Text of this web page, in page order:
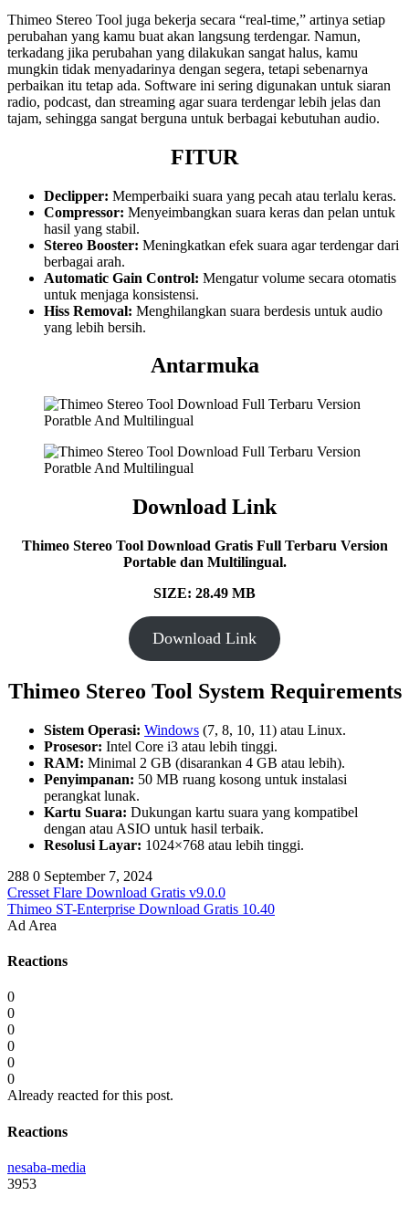
Thimeo Stereo Tool juga bekerja secara “real-time,” artinya setiap
perubahan yang kamu buat akan langsung terdengar. Namun,
terkadang jika perubahan yang dilakukan sangat halus, kamu
mungkin tidak menyadarinya dengan segera, tetapi sebenarnya
perbaikan itu tetap ada. Software ini sering digunakan untuk siaran
radio, podcast, dan streaming agar suara terdengar lebih jelas dan
tajam, sehingga sangat berguna untuk berbagai kebutuhan audio.
FITUR
Declipper: Memperbaiki suara yang pecah atau terlalu keras.
Compressor: Menyeimbangkan suara keras dan pelan untuk
hasil yang stabil.
Stereo Booster: Meningkatkan efek suara agar terdengar dari
berbagai arah.
Automatic Gain Control: Mengatur volume secara otomatis
untuk menjaga konsistensi.
Hiss Removal: Menghilangkan suara berdesis untuk audio
yang lebih bersih.
Antarmuka
Download Link
Thimeo Stereo Tool Download Gratis Full Terbaru Version
Portable dan Multilingual.
SIZE: 28.49 MB
Download Link
Thimeo Stereo Tool System Requirements
Sistem Operasi: Windows (7, 8, 10, 11) atau Linux.
Prosesor: Intel Core i3 atau lebih tinggi.
RAM: Minimal 2 GB (disarankan 4 GB atau lebih).
Penyimpanan: 50 MB ruang kosong untuk instalasi
perangkat lunak.
Kartu Suara: Dukungan kartu suara yang kompatibel
dengan atau ASIO untuk hasil terbaik.
Resolusi Layar: 1024×768 atau lebih tinggi.
288 0 September 7, 2024
Cresset Flare Download Gratis v9.0.0
Thimeo ST-Enterprise Download Gratis 10.40
Ad Area
Reactions
0
0
0
0
0
0
Already reacted for this post.
Reactions
nesaba-media
3953